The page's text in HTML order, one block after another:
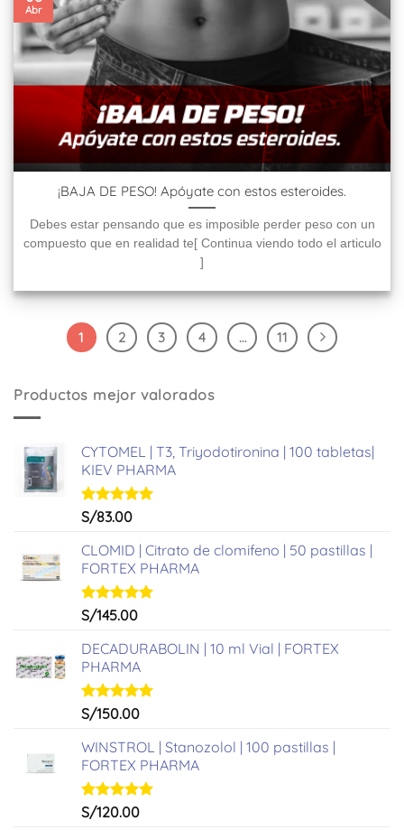
¡BAJA DE PESO! Apóyate con estos esteroides.
Debes estar pensando que es imposible perder peso con un
compuesto que en realidad te[ Continua viendo todo el articulo
]
Abr
1 2 3 4 … 11
Productos mejor valorados
CYTOMEL | T3, Triyodotironina | 100 tabletas|
KIEV PHARMA
Valorado
de 5
S/83.00
CLOMID | Citrato de clomifeno | 50 pastillas |
FORTEX PHARMA
Valorado
de 5
S/145.00
DECADURABOLIN | 10 ml Vial | FORTEX
PHARMA
Valorado
de 5
S/150.00
WINSTROL | Stanozolol | 100 pastillas |
FORTEX PHARMA
Valorado
S/120.00